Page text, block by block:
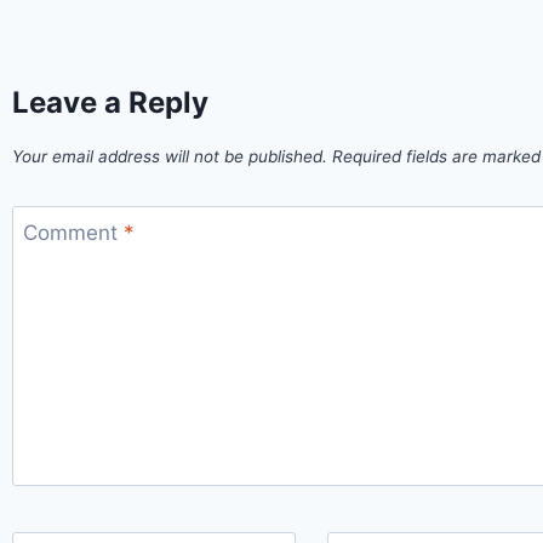
Leave a Reply
Your email address will not be published. Required fields are
Comment *